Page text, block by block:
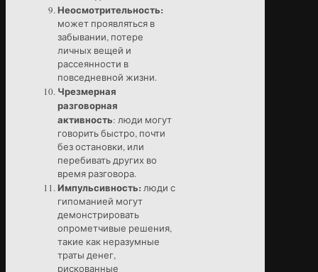
Неосмотрительность:
может проявляться в
забывании, потере
личных вещей и
рассеянности в
повседневной жизни.
Чрезмерная
разговорная
активность: люди могут
говорить быстро, почти
без остановки, или
перебивать других во
время разговора.
Импульсивность: люди с
гипоманией могут
демонстрировать
опрометчивые решения,
такие как неразумные
траты денег,
рискованные